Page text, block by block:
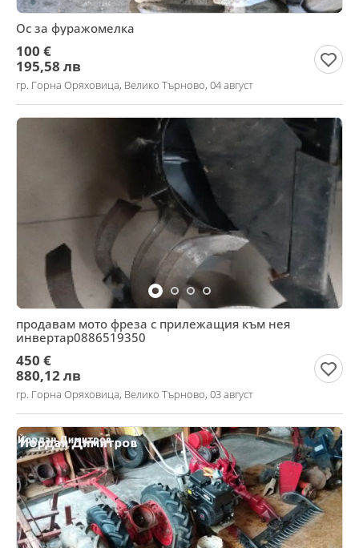
Ос за фуражомелка
100 €
195,58 лв
гр. Горна Оряховица, Велико Търново, 04 август
продавам мото фреза с прилежащия към нея
инвертар0886519350
450 €
880,12 лв
гр. Горна Оряховица, Велико Търново, 03 август